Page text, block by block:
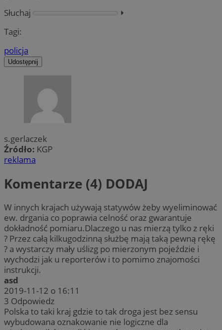
Słuchaj
⏵︎
Tagi:
policja
Udostępnij
s.gerlaczek
Źródło: KGP
reklama
Komentarze (4) DODAJ
W innych krajach używają statywów żeby wyeliminować
ew. drgania co poprawia celność oraz gwarantuje
dokładność pomiaru.Dlaczego u nas mierzą tylko z ręki
? Przez całą kilkugodzinną służbę mają taką pewną rękę
? a wystarczy mały uślizg po mierzonym pojeździe i
wychodzi jak u reporterów i to pomimo znajomości
instrukcji.
asd
2019-11-12 o 16:11
3 Odpowiedz
Polska to taki kraj gdzie to tak droga jest bez sensu
wybudowana oznakowanie nie logiczne dla